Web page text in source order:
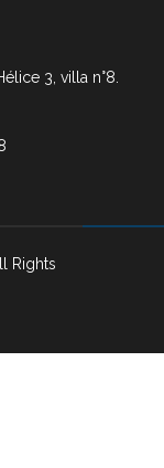
3, villa n°8.
Rights